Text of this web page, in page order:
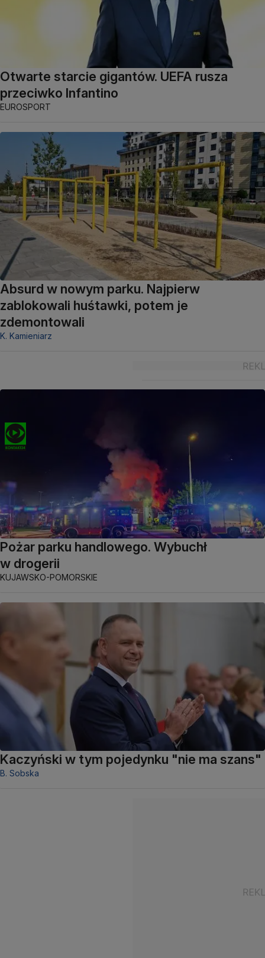
Otwarte starcie gigantów. UEFA rusza
przeciwko Infantino
EUROSPORT
Absurd w nowym parku. Najpierw
zablokowali huśtawki, potem je
zdemontowali
K. Kamieniarz
Pożar parku handlowego. Wybuchł
w drogerii
KUJAWSKO-POMORSKIE
Kaczyński w tym pojedynku "nie ma szans"
B. Sobska